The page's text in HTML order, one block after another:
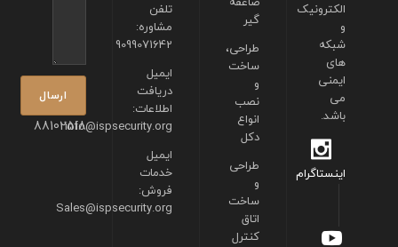
88102518
تلفن
مشاوره:
9099071642
ایمیل
دریافت
اطلاعات:
info@ispsecurity.org
ایمیل
خدمات
فروش:
Sales@ispsecurity.org
گیر
طراحی،
ساخت
و
نصب
انواع
دکل
طراحی
و
ساخت
اتاق
کنترل
الکترونیک
و
شبکه
های
ایمنی
می
باشد.
اینستاگرام